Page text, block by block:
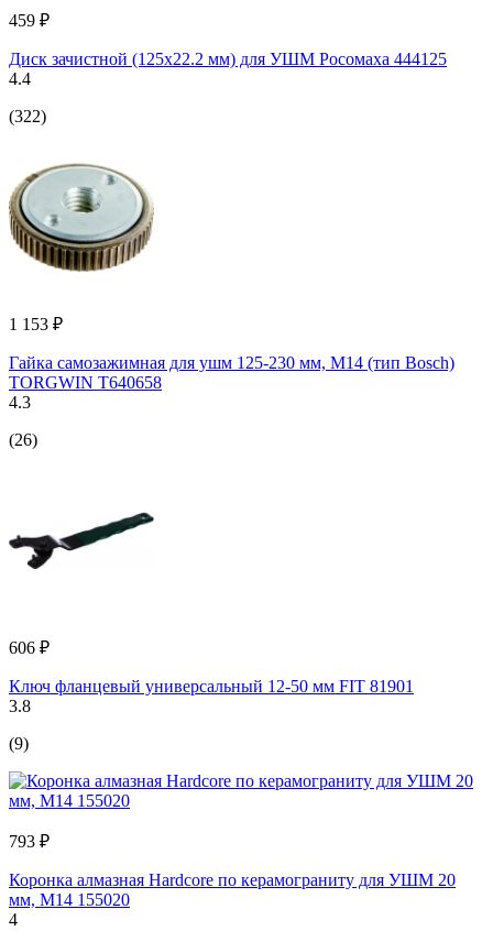
459 ₽
Диск зачистной (125х22.2 мм) для УШМ Росомаха 444125
4.4
(322)
1 153 ₽
Гайка самозажимная для ушм 125-230 мм, М14 (тип Bosch)
TORGWIN T640658
4.3
(26)
606 ₽
Ключ фланцевый универсальный 12-50 мм FIT 81901
3.8
(9)
793 ₽
Коронка алмазная Hardcore по керамограниту для УШМ 20
мм, М14 155020
4